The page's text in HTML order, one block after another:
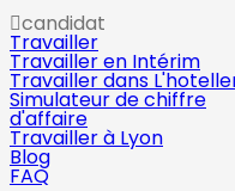
candidat
Travailler
Travailler en Intérim
Travailler dans
Simulateur de chiffre
d'affaire
Travailler à Lyon
Blog
FAQ